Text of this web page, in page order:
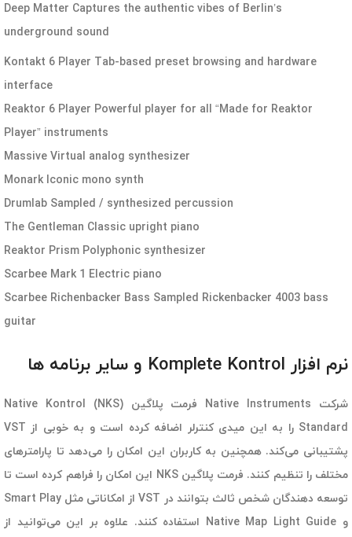
Deep Matter Captures the authentic vibes of Berlin’s
underground sound
Kontakt 6 Player Tab-based preset browsing and hardware
interface
Reaktor 6 Player Powerful player for all “Made for Reaktor
Player” instruments
Massive Virtual analog synthesizer
Monark Iconic mono synth
Drumlab Sampled / synthesized percussion
The Gentleman Classic upright piano
Reaktor Prism Polyphonic synthesizer
Scarbee Mark 1 Electric piano
Scarbee Richenbacker Bass Sampled Rickenbacker 4003 bass
guitar
نرم افزار Komplete Kontrol و سایر برنامه ها
شرکت Native Instruments فرمت پلاگین (NKS) Native Kontrol
Standard را به این میدی کنترلر اضافه کرده است و به خوبی از VST
پشتیبانی می‌کند. همچنین به کاربران این امکان را می‌دهد تا پارامترهای
مختلف را تنظیم کنند. فرمت پلاگین NKS این امکان را فراهم کرده است تا
توسعه دهندگان شخص ثالث بتوانند در VST از امکاناتی مثل Smart Play
و Native Map Light Guide استفاده کنند. علاوه بر این می‌توانید از